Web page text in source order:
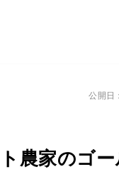
農家のゴー
公開日